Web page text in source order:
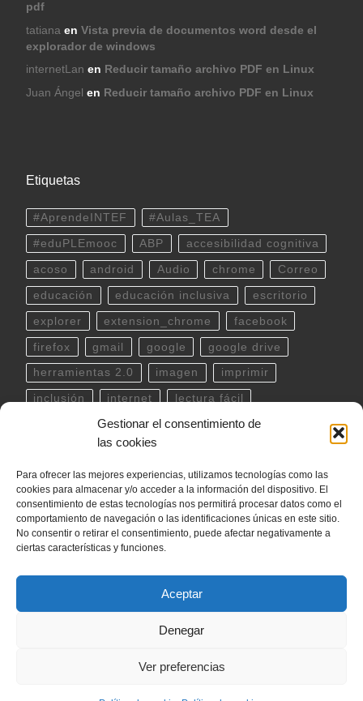
Gestionar el consentimiento de
las cookies
Para ofrecer las mejores experiencias, utilizamos tecnologías como las
cookies para almacenar y/o acceder a la información del dispositivo. El
consentimiento de estas tecnologías nos permitirá procesar datos como el
comportamiento de navegación o las identificaciones únicas en este sitio.
No consentir o retirar el consentimiento, puede afectar negativamente a
ciertas características y funciones.
Aceptar
Denegar
Ver preferencias
pdf
tatiana en Vista previa de documentos word desde el
explorador de windows
internetLan en Reducir tamaño archivo PDF en Linux
Juan Ángel en Reducir tamaño archivo PDF en Linux
Etiquetas
#AprendeINTEF #Aulas_TEA
#eduPLEmooc ABP accesibilidad cognitiva
acoso android Audio chrome Correo
educación educación inclusiva escritorio
explorer extension_chrome facebook
firefox gmail google google drive
herramientas 2.0 imagen imprimir
inclusión internet lectura fácil
linux musica outlook
powerpoint scratch
teclado Telegram terminal twitter
ubuntu video WhatsApp windows
word YouTube
– Todos los derechos reservados